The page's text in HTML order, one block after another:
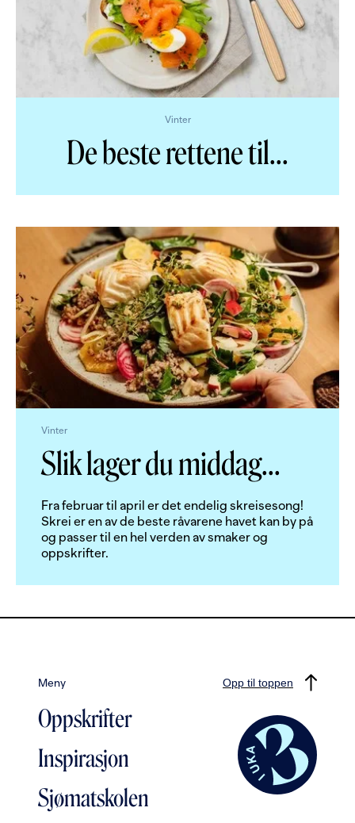
Vinter
De beste rettene til...
Vinter
Slik lager du middag...
Fra februar til april er det endelig skreisesong!
Skrei er en av de beste råvarene havet kan by på
og passer til en hel verden av smaker og
oppskrifter.
Meny
Oppskrifter
Inspirasjon
Sjømatskolen
Opp til toppen